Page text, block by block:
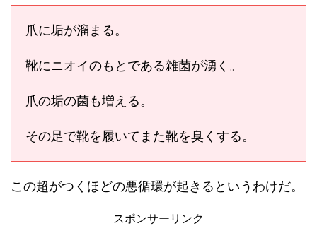
爪に垢が溜まる。
靴にニオイのもとである雑菌が湧く。
爪の垢の菌も増える。
その足で靴を履いてまた靴を臭くする。
この超がつくほどの悪循環が起きるというわけだ。
スポンサーリンク